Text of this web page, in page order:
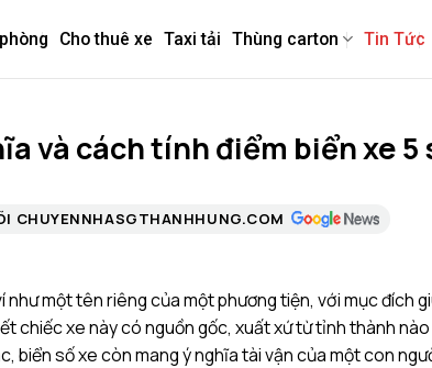
Cho thuê xe Taxi tải Thùng carton Tin Tức
và cách tính điểm biển xe 5
CHUYENNHASGTHANHHUNG.COM
một tên riêng của một phương tiện, với mục đích
chiếc xe này có nguồn gốc, xuất xứ từ tỉnh thành
biển số xe còn mang ý nghĩa tài vận của một con